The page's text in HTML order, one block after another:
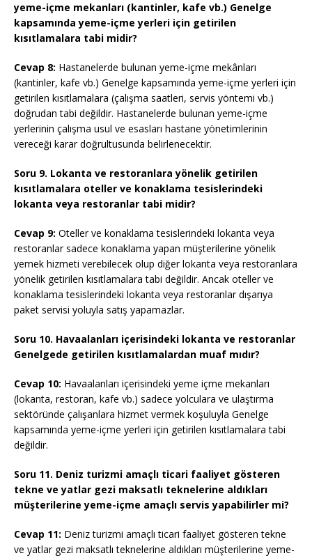
yeme-içme mekanları (kantinler, kafe vb.) Genelge
kapsamında yeme-içme yerleri için getirilen
kısıtlamalara tabi midir?
Cevap 8: Hastanelerde bulunan yeme-içme mekânları
(kantinler, kafe vb.) Genelge kapsamında yeme-içme yerleri için
getirilen kısıtlamalara (çalışma saatleri, servis yöntemi vb.)
doğrudan tabi değildir. Hastanelerde bulunan yeme-içme
yerlerinin çalışma usul ve esasları hastane yönetimlerinin
vereceği karar doğrultusunda belirlenecektir.
Soru 9. Lokanta ve restoranlara yönelik getirilen
kısıtlamalara oteller ve konaklama tesislerindeki
lokanta veya restoranlar tabi midir?
Cevap 9: Oteller ve konaklama tesislerindeki lokanta veya
restoranlar sadece konaklama yapan müşterilerine yönelik
yemek hizmeti verebilecek olup diğer lokanta veya restoranlara
yönelik getirilen kısıtlamalara tabi değildir. Ancak oteller ve
konaklama tesislerindeki lokanta veya restoranlar dışarıya
paket servisi yoluyla satış yapamazlar.
Soru 10. Havaalanları içerisindeki lokanta ve restoranlar
Genelgede getirilen kısıtlamalardan muaf mıdır?
Cevap 10: Havaalanları içerisindeki yeme içme mekanları
(lokanta, restoran, kafe vb.) sadece yolculara ve ulaştırma
sektöründe çalışanlara hizmet vermek koşuluyla Genelge
kapsamında yeme-içme yerleri için getirilen kısıtlamalara tabi
değildir.
Soru 11. Deniz turizmi amaçlı ticari faaliyet gösteren
tekne ve yatlar gezi maksatlı teknelerine aldıkları
müşterilerine yeme-içme amaçlı servis yapabilirler mi?
Cevap 11: Deniz turizmi amaçlı ticari faaliyet gösteren tekne
ve yatlar gezi maksatlı teknelerine aldıkları müşterilerine yeme-